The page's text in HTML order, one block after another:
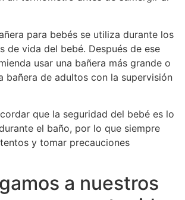
para bebés se utiliza durante los
de vida del bebé. Después de ese
usar una bañera más grande o
bañera de adultos con la supervisión
que la seguridad del bebé es lo
el baño, por lo que siempre
y tomar precauciones
a nuestros